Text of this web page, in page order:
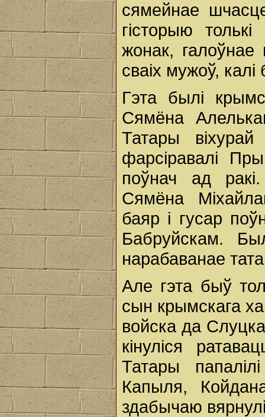
сямейнае
гісторыю
жонак, галоўнае
сваіх мужоў,
Гэта былі
Сямёна
Татары віхурай
фарсіравалі
поўнач ад
Сямёна
баяр і гусар
Бабруйскам.
нарабаванае
Але гэта быў
сын крымскага
войска да
кінуліся
Татары
Капыля,
здабычаю